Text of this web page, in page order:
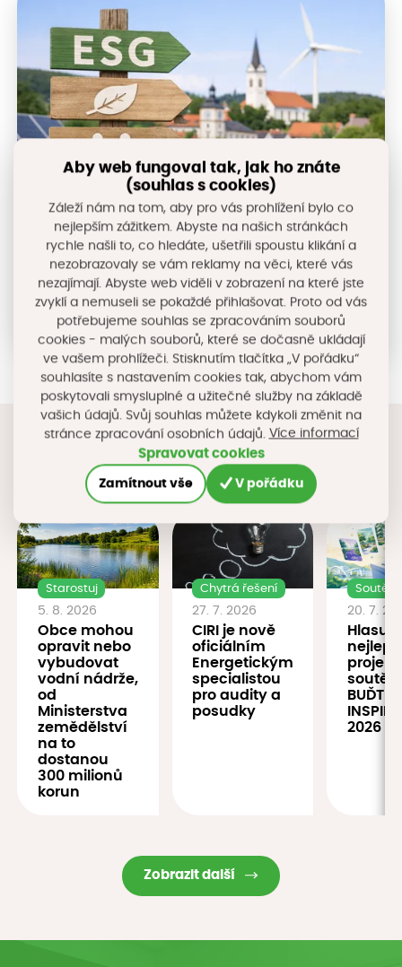
Udržitelná obec
Strategie udržitelné obce, ESG pro obce a
sociální podniky, ESG kalkulačka pro obce
Novinky
Starostuj
5. 8. 2026
Obce mohou
opravit nebo
vybudovat
vodní nádrže,
od
Ministerstva
zemědělství
na to
dostanou
300 milionů
korun
Chytrá řešení
27. 7. 2026
CIRI je nově
oficiálním
Energetickým
specialistou
pro audity a
posudky
Soutěž
20. 7.
projekt
BUĎTE
2026
Zobrazit další
Aby web fungoval tak, jak ho znáte
(souhlas s cookies)
Záleží nám na tom, aby pro vás prohlížení bylo co
nejlepším zážitkem. Abyste na našich stránkách
rychle našli to, co hledáte, ušetřili spoustu klikání a
nezobrazovaly se vám reklamy na věci, které vás
nezajímají. Abyste web viděli v zobrazení na které jste
zvyklí a nemuseli se pokaždé přihlašovat. Proto od vás
potřebujeme souhlas se zpracováním souborů
cookies - malých souborů, které se dočasně ukládají
ve vašem prohlížeči. Stisknutím tlačítka „V pořádku“
souhlasíte s nastavením cookies tak, abychom vám
poskytovali smysluplné a užitečné služby na základě
vašich údajů. Svůj souhlas můžete kdykoli změnit na
stránce zpracování osobních údajů. Více informací
Spravovat cookies
Zamítnout vše V pořádku